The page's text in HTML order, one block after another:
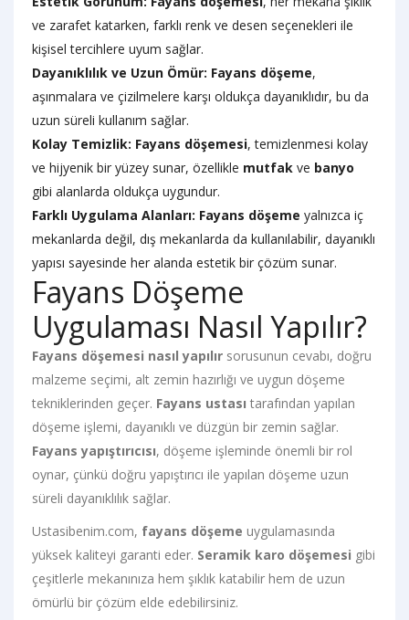
ve zarafet katarken, farklı renk ve desen seçenekleri ile
kişisel tercihlere uyum sağlar.
Dayanıklılık ve Uzun Ömür: Fayans döşeme,
aşınmalara ve çizilmelere karşı oldukça dayanıklıdır, bu da
uzun süreli kullanım sağlar.
Kolay Temizlik: Fayans döşemesi, temizlenmesi kolay
ve hijyenik bir yüzey sunar, özellikle mutfak ve banyo
gibi alanlarda oldukça uygundur.
Farklı Uygulama Alanları: Fayans döşeme yalnızca iç
mekanlarda değil, dış mekanlarda da kullanılabilir, dayanıklı
yapısı sayesinde her alanda estetik bir çözüm sunar.
Fayans Döşeme
Uygulaması Nasıl Yapılır?
Fayans döşemesi nasıl yapılır sorusunun cevabı, doğru
malzeme seçimi, alt zemin hazırlığı ve uygun döşeme
tekniklerinden geçer. Fayans ustası tarafından yapılan
döşeme işlemi, dayanıklı ve düzgün bir zemin sağlar.
Fayans yapıştırıcısı, döşeme işleminde önemli bir rol
oynar, çünkü doğru yapıştırıcı ile yapılan döşeme uzun
süreli dayanıklılık sağlar.
Ustasibenim.com, fayans döşeme uygulamasında
yüksek kaliteyi garanti eder. Seramik karo döşemesi gibi
çeşitlerle mekanınıza hem şıklık katabilir hem de uzun
ömürlü bir çözüm elde edebilirsiniz.